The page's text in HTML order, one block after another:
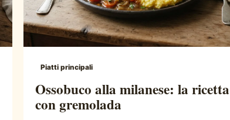
Piatti principali
Ossobuco alla milanese: la ricetta
con gremolada